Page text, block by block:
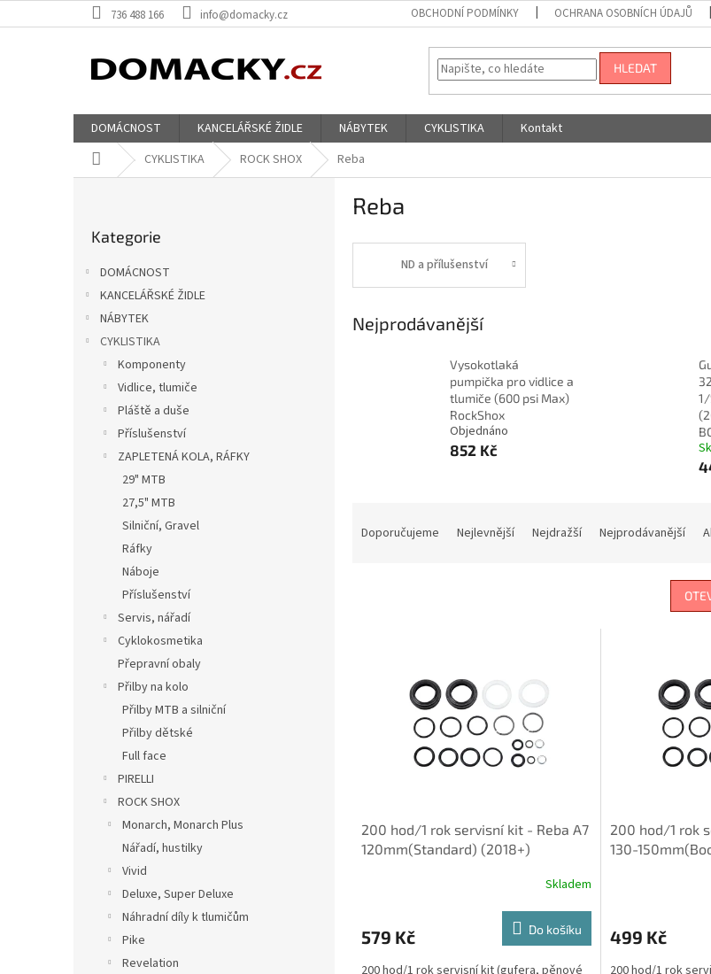
na
736 488 166 info@domacky.cz OBCHODNÍ PODMÍNKY OCHRANA OSOBNÍCH ÚDAJŮ
HLEDAT
DOMÁCNOST KANCELÁŘSKÉ ŽIDLE NÁBYTEK CYKLISTIKA
Kontakt
Domů CYKLISTIKA ROCK SHOX Reba
kategorie
Kategorie
DOMÁCNOST
KANCELÁŘSKÉ ŽIDLE
NÁBYTEK
CYKLISTIKA
Komponenty
Vidlice, tlumiče
Pláště a duše
Příslušenství
ZAPLETENÁ KOLA, RÁFKY
29" MTB
27,5" MTB
Silniční, Gravel
Ráfky
Náboje
Příslušenství
Servis, nářadí
Cyklokosmetika
Přepravní obaly
Přilby na kolo
Přilby MTB a silniční
Přilby dětské
Full face
PIRELLI
ROCK SHOX
Monarch, Monarch Plus
Nářadí, hustilky
Vivid
Deluxe, Super Deluxe
Náhradní díly k tlumičům
Pike
Revelation
Reba
ND a přílušenství
Nejprodávanější
Vysokotlaká
pumpička pro vidlice a
tlumiče (600 psi Max)
RockShox
Objednáno
852 Kč
1/
Doporučujeme Nejlevnější Nejdražší Nejprodávanější
200 hod/1 rok servisní kit - Reba A7
120mm(Standard) (2018+)
Skladem
579 Kč Do košíku
200 hod/1 rok servisní kit (gufera, pěnové
200 hod/1 rok
130-
499 Kč
200 hod/1 rok